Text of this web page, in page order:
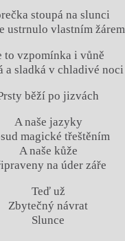
stoupá na slunci
ustrnulo vlastním žárem
to vzpomínka i vůně
a sladká v chladivé noci
běží po jizvách
A naše jazyky
magické třeštěním
A naše kůže
na úder záře
Teď už
Zbytečný návrat
Slunce